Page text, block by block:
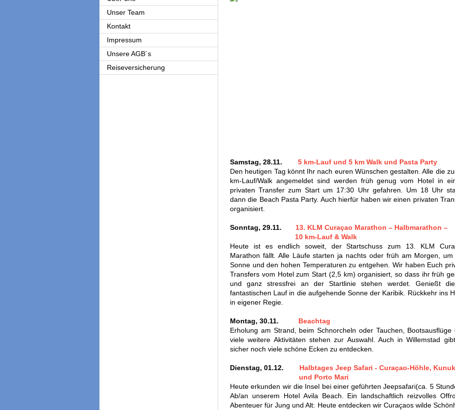
Unser Team
Kontakt
Impressum
Unsere AGB´s
Reiseversicherung
Samstag, 28.11.
5 km-Lauf und 5 km Walk und Pasta Party
Den heutigen Tag könnt Ihr nach euren Wünschen gestalten. Alle die
km-Lauf/Walk angemeldet sind werden früh genug vom Hotel in
privaten Transfer zum Start um 17:30 Uhr gefahren. Um 18 Uhr
dann die Beach Pasta Party. Auch hierfür haben wir einen privaten
organisiert.
Sonntag, 29.11.
13. KLM Curaçao Marathon – Halbmarathon –
10 km-Lauf & Walk
Heute ist es endlich soweit, der Startschuss zum 13. KLM
Marathon fällt. Alle Läufe starten ja nachts oder früh am Morgen,
Sonne und den hohen Temperaturen zu entgehen. Wir haben Euch
Transfers vom Hotel zum Start (2,5 km) organisiert, so dass ihr früh
und ganz stressfrei an der Startlinie stehen werdet. Genießt
fantastischen Lauf in die aufgehende Sonne der Karibik. Rückkehr ins
in eigener Regie.
Montag, 30.11.
Beachtag
Erholung am Strand, beim Schnorcheln oder Tauchen, Bootsausflüge
viele weitere Aktivitäten stehen zur Auswahl. Auch in Willemstad
sicher noch viele schöne Ecken zu entdecken.
Dienstag, 01.12.
Halbtages Jeep Safari - Curaçao-Höhle,
und Porto Mari
Heute erkunden wir die Insel bei einer geführten Jeepsafari(ca. 5
Ab/an unserem Hotel Avila Beach. Ein landschaftlich reizvolles
Abenteuer für Jung und Alt: Heute entdecken wir Curaçaos wilde